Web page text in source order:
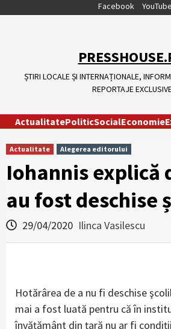
Facebook YouTube
ȘTIRI LOCALE ȘI INTERNAȚIONALE,
REPORTAJE
ActualitatePoliticSocialEconomie
Actualitate Alegerea editorului
Iohannis explică
au fost deschise
29/04/2020 Ilinca Vasilescu
Hotărârea de a nu fi deschise
mai a fost luată pentru că în
învăţământ din ţară nu ar fi